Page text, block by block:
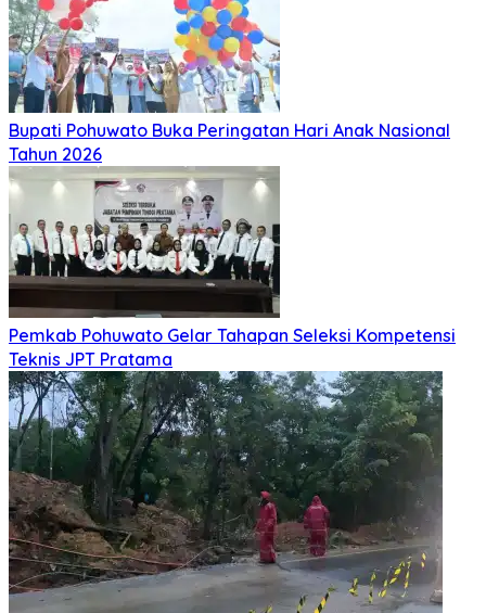
Bupati Pohuwato Buka Peringatan Hari Anak Nasional
Tahun 2026
Pemkab Pohuwato Gelar Tahapan Seleksi Kompetensi
Teknis JPT Pratama